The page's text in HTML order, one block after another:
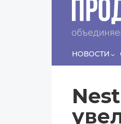
Если у нас есть
чипированы и есть программа-
НОВОСТИ